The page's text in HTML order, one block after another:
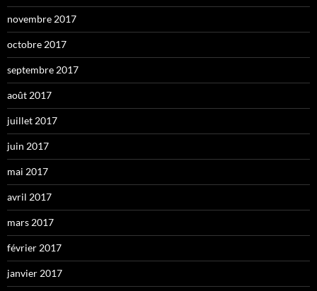
novembre 2017
octobre 2017
septembre 2017
août 2017
juillet 2017
juin 2017
mai 2017
avril 2017
mars 2017
février 2017
janvier 2017